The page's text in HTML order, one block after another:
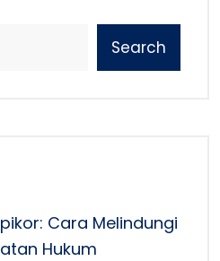
Search
Cara Melindungi
Hukum